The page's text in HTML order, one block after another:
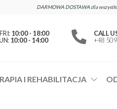
DARMOWA DOSTAWA dla
10:00 - 18:00
10:00 - 14:00
CALL
+48
I REHABILITACJA